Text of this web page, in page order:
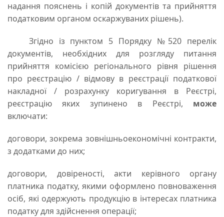
надання пояснень і копій документів та прийняття
податковим органом оскаржуваних рішень).
Згідно із пунктом 5 Порядку №520 перелік
документів, необхідних для розгляду питання
прийняття комісією регіонального рівня рішення
про реєстрацію / відмову в реєстрації податкової
накладної / розрахунку коригування в Реєстрі,
реєстрацію яких зупинено в Реєстрі, може
включати:
договори, зокрема зовнішньоекономічні контракти,
з додатками до них;
договори, довіреності, акти керівного органу
платника податку, якими оформлено повноваження
осіб, які одержують продукцію в інтересах платника
податку для здійснення операції;